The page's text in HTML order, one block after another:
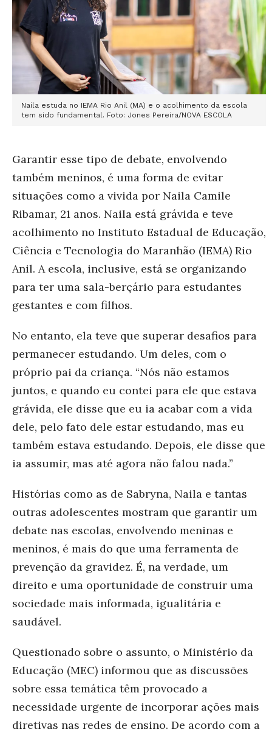
Naila estuda no IEMA Rio Anil (MA) e o acolhimento da escola
tem sido fundamental. Foto: Jones Pereira/NOVA ESCOLA
Garantir esse tipo de debate, envolvendo
também meninos, é uma forma de evitar
situações como a vivida por Naila Camile
Ribamar, 21 anos. Naila está grávida e teve
acolhimento no Instituto Estadual de Educação,
Ciência e Tecnologia do Maranhão (IEMA) Rio
Anil. A escola, inclusive, está se organizando
para ter uma sala-berçário para estudantes
gestantes e com filhos.
No entanto, ela teve que superar desafios para
permanecer estudando. Um deles, com o
próprio pai da criança. “Nós não estamos
juntos, e quando eu contei para ele que estava
grávida, ele disse que eu ia acabar com a vida
dele, pelo fato dele estar estudando, mas eu
também estava estudando. Depois, ele disse que
ia assumir, mas até agora não falou nada.”
Histórias como as de Sabryna, Naila e tantas
outras adolescentes mostram que garantir um
debate nas escolas, envolvendo meninas e
meninos, é mais do que uma ferramenta de
prevenção da gravidez. É, na verdade, um
direito e uma oportunidade de construir uma
sociedade mais informada, igualitária e
saudável.
Questionado sobre o assunto, o Ministério da
Educação (MEC) informou que as discussões
sobre essa temática têm provocado a
necessidade urgente de incorporar ações mais
diretivas nas redes de ensino. De acordo com a